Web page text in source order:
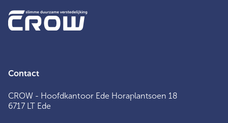
Contact
CROW - Hoofdkantoor Ede Horaplantsoen 18
6717 LT Ede